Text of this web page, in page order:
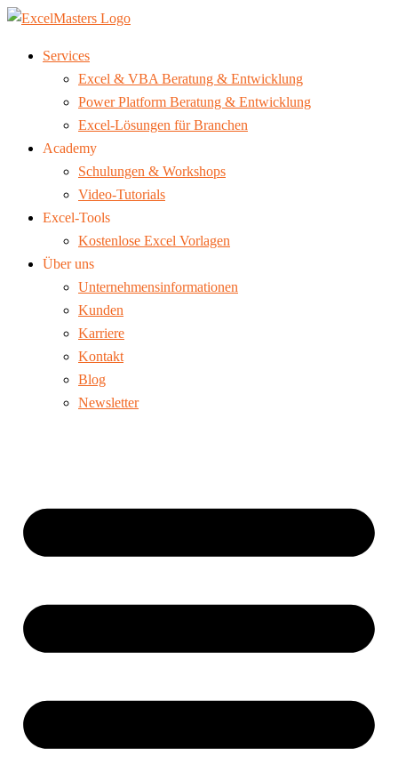
Services
Excel & VBA Beratung & Entwicklung
Power Platform Beratung & Entwicklung
Excel-Lösungen für Branchen
Academy
Schulungen & Workshops
Video-Tutorials
Excel-Tools
Kostenlose Excel Vorlagen
Über uns
Unternehmensinformationen
Kunden
Karriere
Kontakt
Blog
Newsletter